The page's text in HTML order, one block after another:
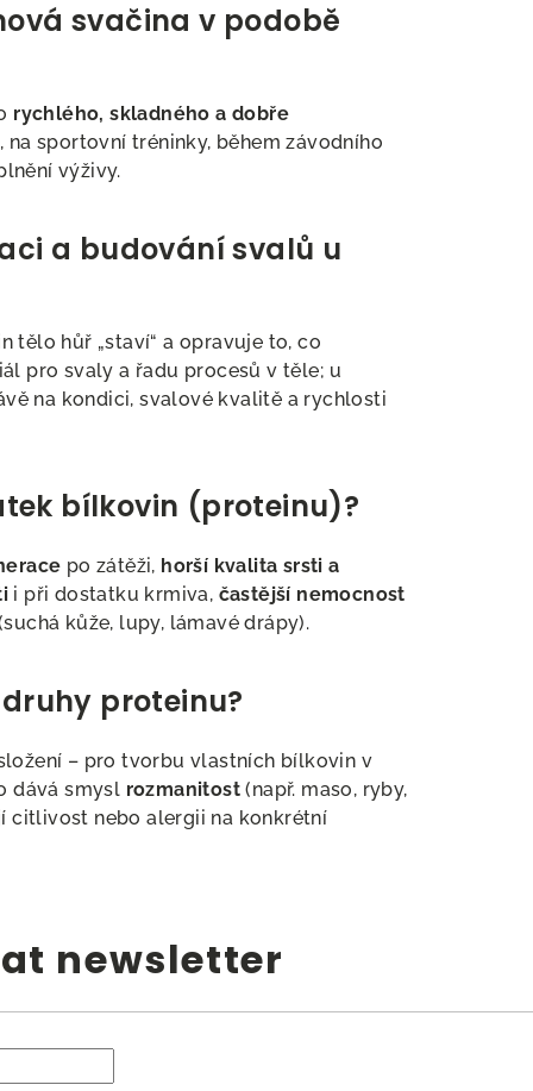
svačina v podobě
rychlého, skladného a dobře
sportovní tréninky, během závodního
výživy.
a budování svalů u
tělo hůř „staví“ a opravuje to, co
pro svaly a řadu procesů v těle; u
na kondici, svalové kvalitě a rychlosti
bílkovin (proteinu)?
po zátěži, horší kvalita srsti a
i při dostatku krmiva, častější nemocnost
kůže, lupy, lámavé drápy).
proteinu?
– pro tvorbu vlastních bílkovin v
dává smysl rozmanitost (např. maso, ryby,
citlivost nebo alergii na konkrétní
newsletter